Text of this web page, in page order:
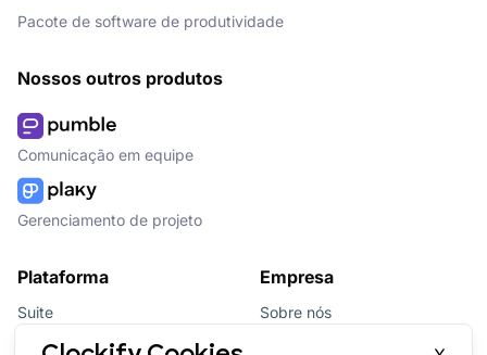
Pacote de software de produtividade
Nossos outros produtos
Comunicação em equipe
Gerenciamento de projeto
Plataforma
Suite
Pacote
Empresa
Sobre nós